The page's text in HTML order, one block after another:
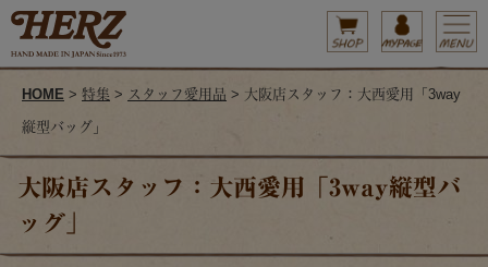
HOME > 特集 > スタッフ愛用品 > 大阪店スタッフ：大西愛用「3way
縦型バッグ」
大阪店スタッフ：大西愛用「3way縦型バ
ッグ」